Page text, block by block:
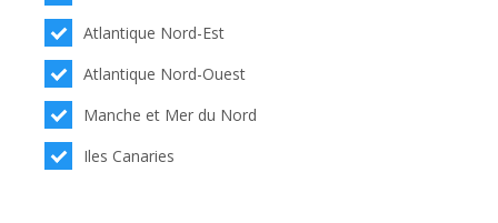
Atlantique Nord-Est
Atlantique Nord-Ouest
Manche et Mer du Nord
Iles Canaries